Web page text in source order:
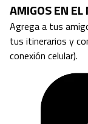
AMIGOS EN
Agrega a tus
tus itinerarios y
conexión celular).